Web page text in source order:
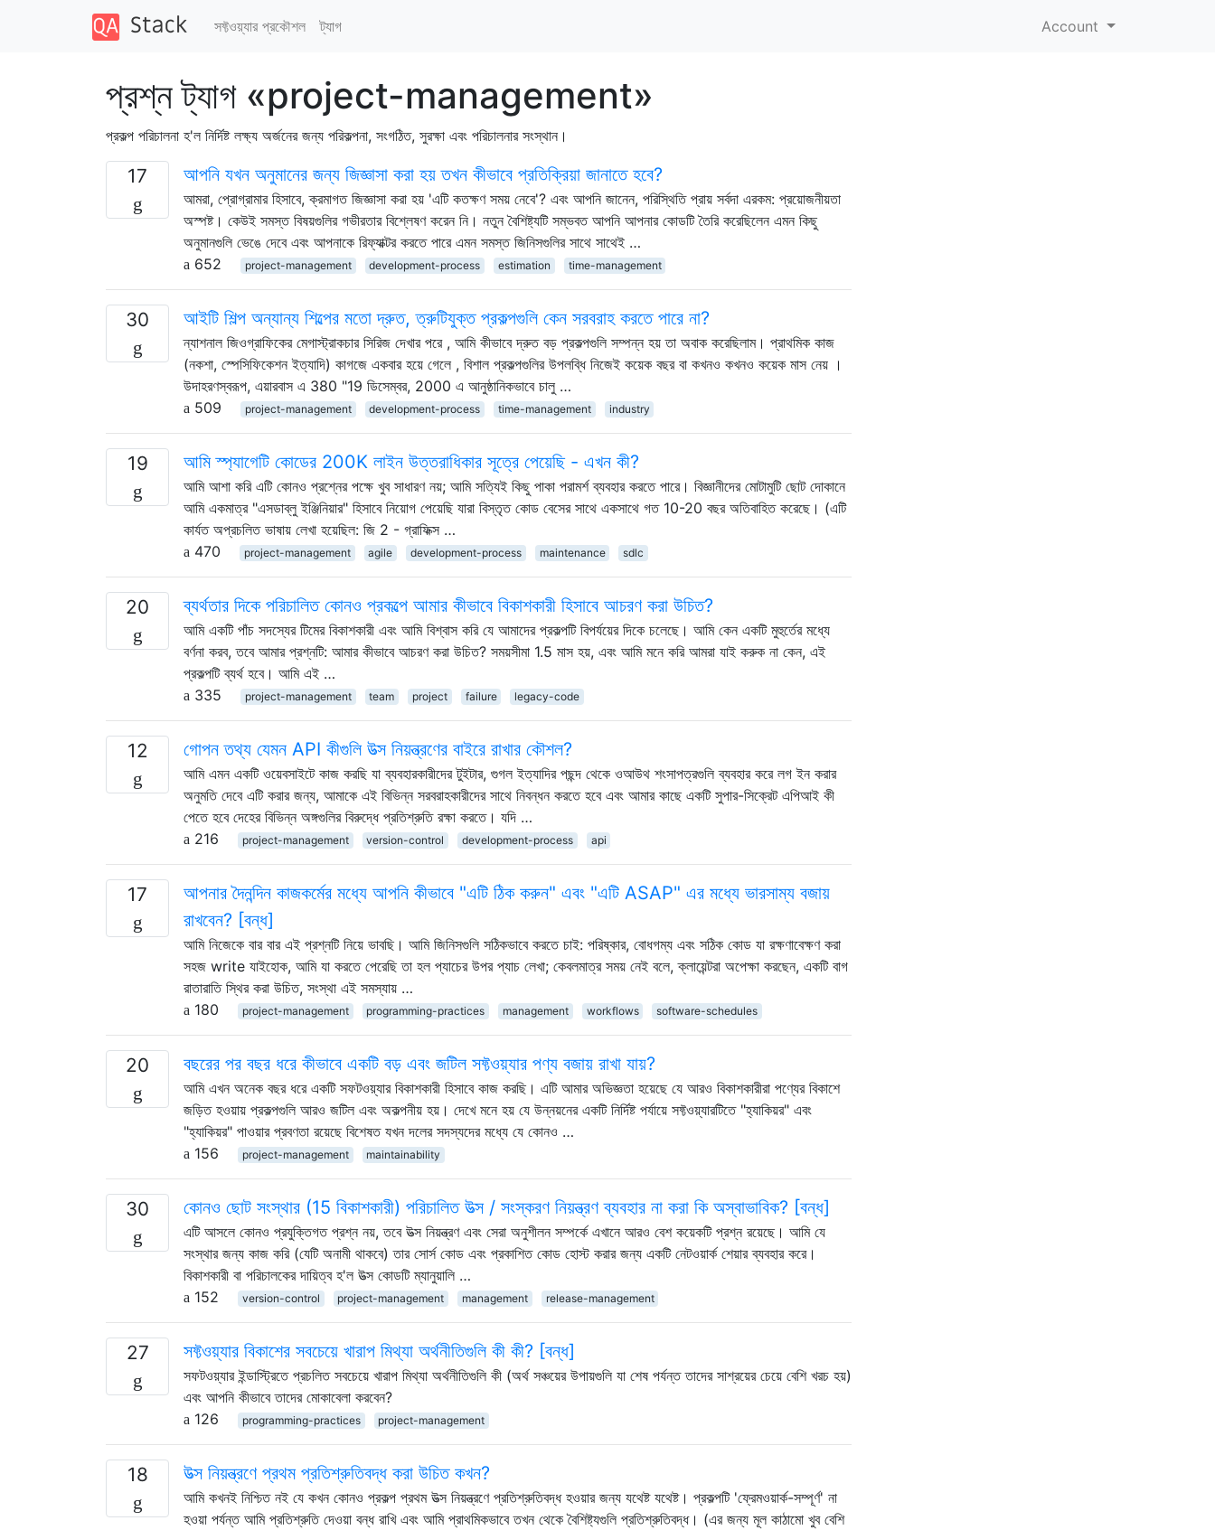
সফ্টওয়্যার প্রকৌশল ট্যাগ Account
প্রশ্ন ট্যাগ «project-management»
প্রকল্প পরিচালনা হ'ল নির্দিষ্ট লক্ষ্য অর্জনের জন্য পরিকল্পনা, সংগঠিত, সুরক্ষা এবং পরিচালনার সংস্থান।
17 আপনি যখন অনুমানের জন্য জিজ্ঞাসা করা হয় তখন কীভাবে প্রতিক্রিয়া জানাতে হবে?
আমরা, প্রোগ্রামার হিসাবে, ক্রমাগত জিজ্ঞাসা করা হয় 'এটি কতক্ষণ সময় নেবে'? এবং আপনি জানেন, পরিস্থিতি প্রায় সর্বদা এরকম: প্রয়োজনীয়তা
অস্পষ্ট। কেউই সমস্ত বিষয়গুলির গভীরতার বিশ্লেষণ করেন নি। নতুন বৈশিষ্ট্যটি সম্ভবত আপনি আপনার কোডটি তৈরি করেছিলেন এমন কিছু
অনুমানগুলি ভেঙে দেবে এবং আপনাকে রিফ্যাক্টর করতে পারে এমন সমস্ত জিনিসগুলির সাথে সাথেই …
652
project-management development-process estimation time-management
30 আইটি শিল্প অন্যান্য শিল্পের মতো দ্রুত, ত্রুটিযুক্ত প্রকল্পগুলি কেন সরবরাহ করতে পারে না?
ন্যাশনাল জিওগ্রাফিকের মেগাস্ট্রাকচার সিরিজ দেখার পরে , আমি কীভাবে দ্রুত বড় প্রকল্পগুলি সম্পন্ন হয় তা অবাক করেছিলাম। প্রাথমিক কাজ
(নকশা, স্পেসিফিকেশন ইত্যাদি) কাগজে একবার হয়ে গেলে , বিশাল প্রকল্পগুলির উপলব্ধি নিজেই কয়েক বছর বা কখনও কখনও কয়েক মাস নেয় ।
উদাহরণস্বরূপ, এয়ারবাস এ 380 "19 ডিসেম্বর, 2000 এ আনুষ্ঠানিকভাবে চালু …
509
project-management development-process time-management industry
19 আমি স্প্যাগেটি কোডের 200K লাইন উত্তরাধিকার সূত্রে পেয়েছি - এখন কী?
আমি আশা করি এটি কোনও প্রশ্নের পক্ষে খুব সাধারণ নয়; আমি সত্যিই কিছু পাকা পরামর্শ ব্যবহার করতে পারে। বিজ্ঞানীদের মোটামুটি ছোট দোকানে
আমি একমাত্র "এসডাব্লু ইঞ্জিনিয়ার" হিসাবে নিয়োগ পেয়েছি যারা বিস্তৃত কোড বেসের সাথে একসাথে গত 10-20 বছর অতিবাহিত করেছে। (এটি
কার্যত অপ্রচলিত ভাষায় লেখা হয়েছিল: জি 2 - গ্রাফিক্স …
470
project-management agile development-process maintenance sdlc
20 ব্যর্থতার দিকে পরিচালিত কোনও প্রকল্পে আমার কীভাবে বিকাশকারী হিসাবে আচরণ করা উচিত?
আমি একটি পাঁচ সদস্যের টিমের বিকাশকারী এবং আমি বিশ্বাস করি যে আমাদের প্রকল্পটি বিপর্যয়ের দিকে চলেছে। আমি কেন একটি মুহুর্তের মধ্যে
বর্ণনা করব, তবে আমার প্রশ্নটি: আমার কীভাবে আচরণ করা উচিত? সময়সীমা 1.5 মাস হয়, এবং আমি মনে করি আমরা যাই করুক না কেন, এই
প্রকল্পটি ব্যর্থ হবে। আমি এই …
335
project-management team project failure legacy-code
12 গোপন তথ্য যেমন API কীগুলি উত্স নিয়ন্ত্রণের বাইরে রাখার কৌশল?
আমি এমন একটি ওয়েবসাইটে কাজ করছি যা ব্যবহারকারীদের টুইটার, গুগল ইত্যাদির পছন্দ থেকে ওআউথ শংসাপত্রগুলি ব্যবহার করে লগ ইন করার
অনুমতি দেবে এটি করার জন্য, আমাকে এই বিভিন্ন সরবরাহকারীদের সাথে নিবন্ধন করতে হবে এবং আমার কাছে একটি সুপার-সিক্রেট এপিআই কী
পেতে হবে দেহের বিভিন্ন অঙ্গগুলির বিরুদ্ধে প্রতিশ্রুতি রক্ষা করতে। যদি …
216
project-management version-control development-process api
17
আপনার দৈনন্দিন কাজকর্মের মধ্যে আপনি কীভাবে "এটি ঠিক করুন" এবং "এটি ASAP" এর মধ্যে ভারসাম্য বজায়
রাখবেন? [বন্ধ]
আমি নিজেকে বার বার এই প্রশ্নটি নিয়ে ভাবছি। আমি জিনিসগুলি সঠিকভাবে করতে চাই: পরিষ্কার, বোধগম্য এবং সঠিক কোড যা রক্ষণাবেক্ষণ করা
সহজ write যাইহোক, আমি যা করতে পেরেছি তা হল প্যাচের উপর প্যাচ লেখা; কেবলমাত্র সময় নেই বলে, ক্লায়েন্টরা অপেক্ষা করছেন, একটি বাগ
রাতারাতি স্থির করা উচিত, সংস্থা এই সমস্যায় …
180
project-management programming-practices management workflows software-schedules
20 বছরের পর বছর ধরে কীভাবে একটি বড় এবং জটিল সফ্টওয়্যার পণ্য বজায় রাখা যায়?
আমি এখন অনেক বছর ধরে একটি সফটওয়্যার বিকাশকারী হিসাবে কাজ করছি। এটি আমার অভিজ্ঞতা হয়েছে যে আরও বিকাশকারীরা পণ্যের বিকাশে
জড়িত হওয়ায় প্রকল্পগুলি আরও জটিল এবং অকল্পনীয় হয়। দেখে মনে হয় যে উন্নয়নের একটি নির্দিষ্ট পর্যায়ে সফ্টওয়্যারটিতে "হ্যাকিয়র" এবং
"হ্যাকিয়র" পাওয়ার প্রবণতা রয়েছে বিশেষত যখন দলের সদস্যদের মধ্যে যে কোনও …
156
project-management maintainability
30 কোনও ছোট সংস্থার (15 বিকাশকারী) পরিচালিত উত্স / সংস্করণ নিয়ন্ত্রণ ব্যবহার না করা কি অস্বাভাবিক? [বন্ধ]
এটি আসলে কোনও প্রযুক্তিগত প্রশ্ন নয়, তবে উত্স নিয়ন্ত্রণ এবং সেরা অনুশীলন সম্পর্কে এখানে আরও বেশ কয়েকটি প্রশ্ন রয়েছে। আমি যে
সংস্থার জন্য কাজ করি (যেটি অনামী থাকবে) তার সোর্স কোড এবং প্রকাশিত কোড হোস্ট করার জন্য একটি নেটওয়ার্ক শেয়ার ব্যবহার করে।
বিকাশকারী বা পরিচালকের দায়িত্ব হ'ল উত্স কোডটি ম্যানুয়ালি …
152
version-control project-management management release-management
27 সফ্টওয়্যার বিকাশের সবচেয়ে খারাপ মিথ্যা অর্থনীতিগুলি কী কী? [বন্ধ]
সফটওয়্যার ইন্ডাস্ট্রিতে প্রচলিত সবচেয়ে খারাপ মিথ্যা অর্থনীতিগুলি কী (অর্থ সঞ্চয়ের উপায়গুলি যা শেষ পর্যন্ত তাদের সাশ্রয়ের চেয়ে বেশি খরচ হয়)
এবং আপনি কীভাবে তাদের মোকাবেলা করবেন?
126
programming-practices project-management
18 উত্স নিয়ন্ত্রণে প্রথম প্রতিশ্রুতিবদ্ধ করা উচিত কখন?
আমি কখনই নিশ্চিত নই যে কখন কোনও প্রকল্প প্রথম উত্স নিয়ন্ত্রণে প্রতিশ্রুতিবদ্ধ হওয়ার জন্য যথেষ্ট যথেষ্ট। প্রকল্পটি 'ফ্রেমওয়ার্ক-সম্পূর্ণ' না
হওয়া পর্যন্ত আমি প্রতিশ্রুতি দেওয়া বন্ধ রাখি এবং আমি প্রাথমিকভাবে তখন থেকে বৈশিষ্ট্যগুলি প্রতিশ্রুতিবদ্ধ। (এর জন্য মূল কাঠামো খুব বেশি